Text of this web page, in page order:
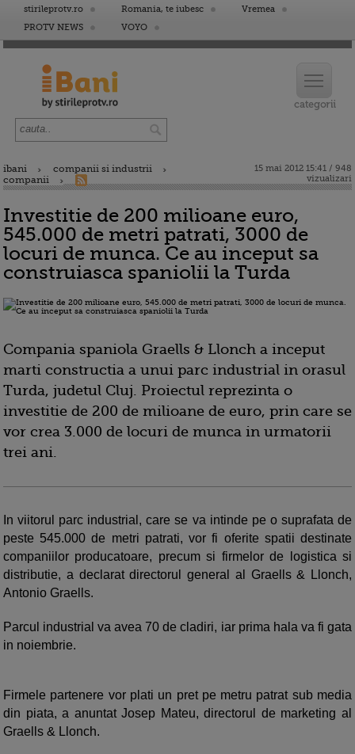
stirileprotv.ro Romania, te iubesc
Vremea
PROTV NEWS
VOYO
ibani
companii si industrii
companii
15 mai 2012 15:41 / 948
vizualizari
Investitie de 200 milioane euro,
545.000 de metri patrati, 3000 de
locuri de munca. Ce au inceput sa
construiasca spaniolii la Turda
Compania spaniola Graells & Llonch a inceput
marti constructia a unui parc industrial in orasul
Turda, judetul Cluj. Proiectul reprezinta o
investitie de 200 de milioane de euro, prin care se
vor crea 3.000 de locuri de munca in urmatorii
trei ani.
In viitorul parc industrial, care se va intinde pe o suprafata de
peste 545.000 de metri patrati, vor fi oferite spatii destinate
companiilor producatoare, precum si firmelor de logistica si
distributie, a declarat directorul general al Graells & Llonch,
Antonio Graells.
Parcul industrial va avea 70 de cladiri, iar prima hala va fi gata
in noiembrie.
Firmele partenere vor plati un pret pe metru patrat sub media
din piata, a anuntat Josep Mateu, directorul de marketing al
Graells & Llonch.